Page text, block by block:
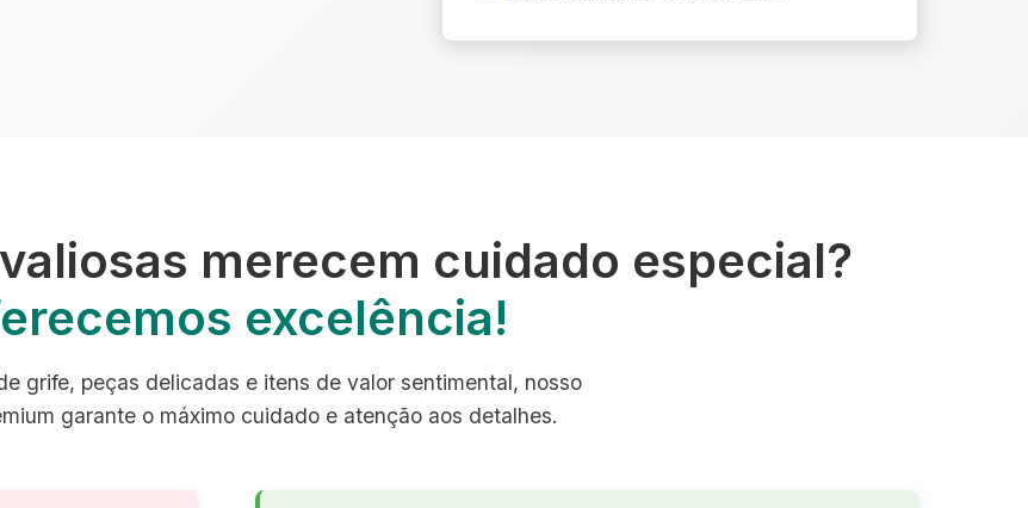
merecem cuidado especial?
excelência!
grife, peças delicadas e itens de valor sentimental, nosso
garante o máximo cuidado e atenção aos detalhes.